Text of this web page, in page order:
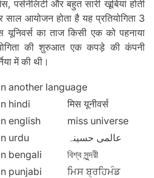
पर्सनेलिटी और बहुत सारी खूबियां होती
साल आयोजन होता है यह प्रतियोगिता 3
का ताज किसी एक को पहनाया
की शुरुआत एक कपड़े की कंपनी
में की थी।
another language
hindi
मिस यूनीवर्स
english
miss universe
urdu
عالمی حسینہ
bengali
বিশ্ব সুন্দরী
punjabi
ਮਿਸ ਬ੍ਰਹਿਮੰਡ